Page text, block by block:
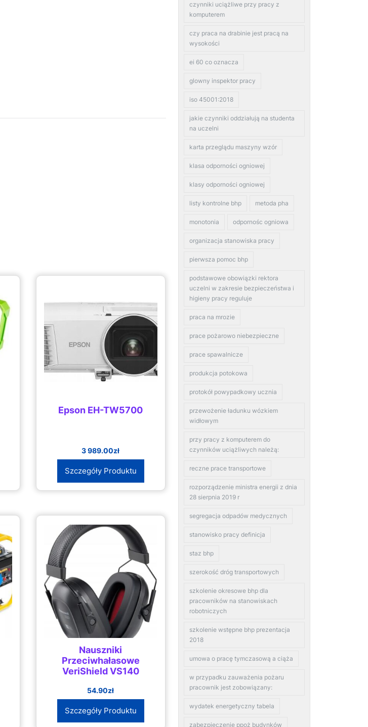
Epson EH-TW5700
3 989.00zł
Szczegóły Produktu
Nauszniki
Przeciwhałasowe
VeriShield VS140
54.90zł
Szczegóły Produktu
czynniki uciążliwe przy pracy z
komputerem
czy praca na drabinie jest pracą na
wysokości
ei 60 co oznacza
glowny inspektor pracy
iso 45001:2018
jakie czynniki oddziałują na studenta
na uczelni
karta przeglądu maszyny wzór
klasa odporności ogniowej
klasy odporności ogniowej
listy kontrolne bhp metoda pha
monotonia odpornośc ogniowa
organizacja stanowiska pracy
pierwsza pomoc bhp
podstawowe obowiązki rektora
uczelni w zakresie bezpieczeństwa i
higieny pracy reguluje
praca na mrozie
prace pożarowo niebezpieczne
prace spawalnicze
produkcja potokowa
protokół powypadkowy ucznia
przewożenie ładunku wózkiem
widłowym
przy pracy z komputerem do
czynników uciążliwych należą:
reczne prace transportowe
rozporządzenie ministra energii z dnia
28 sierpnia 2019 r
segregacja odpadów medycznych
stanowisko pracy definicja
staz bhp
szerokość dróg transportowych
szkolenie okresowe bhp dla
pracowników na stanowiskach
robotniczych
szkolenie wstępne bhp prezentacja
2018
umowa o pracę tymczasową a ciąża
w przypadku zauważenia pożaru
pracownik jest zobowiązany:
wydatek energetyczny tabela
zabezpieczenie ppoż budynków